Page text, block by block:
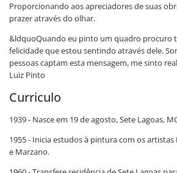
Proporcionando aos apreciadores de suas
prazer através do olhar.
&ldquoQuando eu pinto um quadro procuro
felicidade que estou sentindo através dele.
pessoas captam esta mensagem, me sinto
Luiz Pinto
Curriculo
1939 - Nasce em 19 de agosto, Sete Lagoas,
1955 - Inicia estudos à pintura com os artistas
e Marzano.